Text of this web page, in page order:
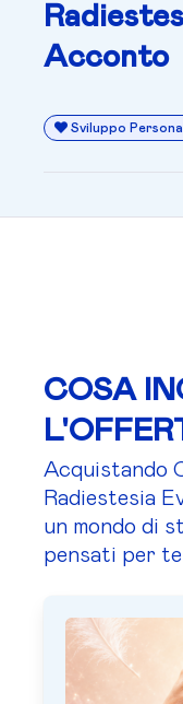
Acconto
Sviluppo
COSA
Acquistando
Radiestesia
un mondo di
pensati per